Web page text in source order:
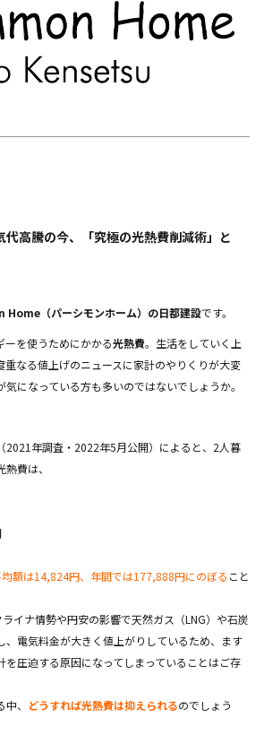
スタッフブログ
代高騰の今、「究極の光熱費削減術」と
（パーシモンホーム）の日都建設です。
ーを使うためにかかる光熱費。生活をしていく上
重なる値上げのニュースに家計のやりくりが大変
になっている方も多いのではないでしょうか。
2021年調査・2022年5月公開）によると、2人暮
費は、
額は14,824円、年間では177,888円にのぼる こと
イナ情勢や円安の影響で天然ガス（LNG）や石炭
、電気料金が大きく値上がりしているため、ます
を圧迫する原因になってしまっていることはご存
、
どうすれば光熱費は抑えられるのでしょう